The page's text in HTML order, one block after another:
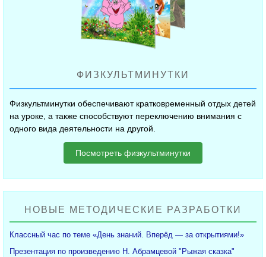
ФИЗКУЛЬТМИНУТКИ
Физкультминутки обеспечивают кратковременный отдых детей
на уроке, а также способствуют переключению внимания с
одного вида деятельности на другой.
Посмотреть физкультминутки
НОВЫЕ МЕТОДИЧЕСКИЕ РАЗРАБОТКИ
Классный час по теме «День знаний. Вперёд — за открытиями!»
Презентация по произведению Н. Абрамцевой "Рыжая сказка"